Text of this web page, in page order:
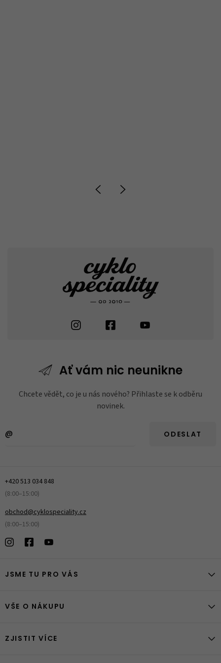
Ať vám nic neunikne
Chcete vědět, co je u nás nového? Přihlaste se k odběru
novinek.
ODESLAT
+420 513 034 848
(8:00–15:00)
obchod@cyklospeciality.cz
(8:00–15:00)
JSME TU PRO VÁS
VŠE O NÁKUPU
ZJISTIT VÍCE